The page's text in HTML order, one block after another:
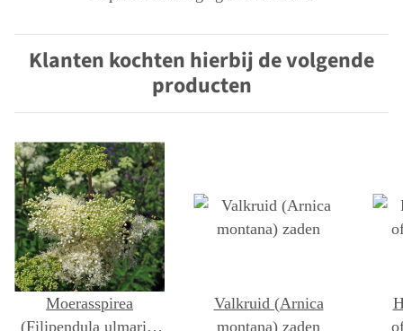
Klanten kochten hierbij de volgende
producten
Moerasspirea
(Filipendula ulmaria)
Valkruid (Arnica
montana) zaden